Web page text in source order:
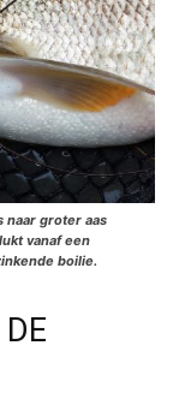
naar groter aas
vanaf een
boilie.